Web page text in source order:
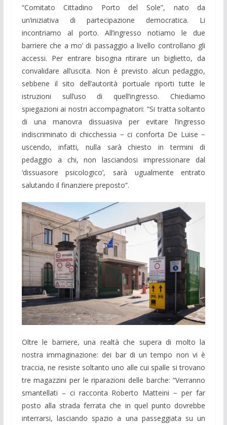
“Comitato Cittadino Porto del Sole”, nato da
un’iniziativa di partecipazione democratica. Li
incontriamo al porto. All’ingresso notiamo le due
barriere che a mo’ di passaggio a livello controllano gli
accessi. Per entrare bisogna ritirare un biglietto, da
convalidare all’uscita. Non è previsto alcun pedaggio,
sebbene il sito dell’autorità portuale riporti tutte le
istruzioni sull’uso di quell’ingresso. Chiediamo
spiegazioni ai nostri accompagnatori: “Si tratta soltanto
di una manovra dissuasiva per evitare l’ingresso
indiscriminato di chicchessia − ci conforta De Luise −
uscendo, infatti, nulla sarà chiesto in termini di
pedaggio a chi, non lasciandosi impressionare dal
‘dissuasore psicologico’, sarà ugualmente entrato
salutando il finanziere preposto”.
Oltre le barriere, una realtà che supera di molto la
nostra immaginazione: dei bar di un tempo non vi è
traccia, ne resiste soltanto uno alle cui spalle si trovano
tre magazzini per le riparazioni delle barche: “Verranno
smantellati – ci racconta Roberto Matteini − per far
posto alla strada ferrata che in quel punto dovrebbe
interrarsi, lasciando spazio a una passeggiata su un